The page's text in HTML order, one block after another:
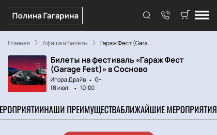
Полина Гагарина
Главная Афиша и Билеты Гараж Фест (Gara...
Билеты на фестиваль «Гараж Фест
(Garage Fest)» в Сосново
Игора Драйв
0+
18 июл.
10:00
НАШИ ПРЕИМУЩЕСТВАБЛИЖАЙШИЕ МЕРОПРИЯТИЯ